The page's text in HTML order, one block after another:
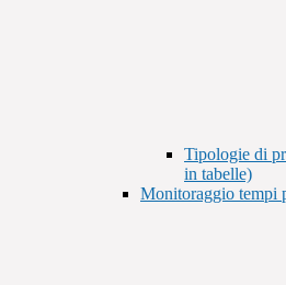
Tipologie di
in tabelle)
Monitoraggio tempi